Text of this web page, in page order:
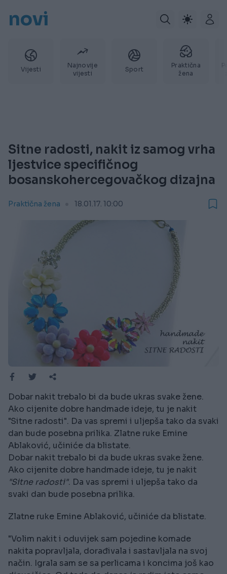
novi
Vijesti
Najnovije
vijesti
Sport
Praktična
žena
Sitne radosti, nakit iz samog vrha
ljestvice specifičnog
bosanskohercegovačkog dizajna
Praktična žena 18.01.17. 10:00
Dobar nakit trebalo bi da bude ukras svake žene.
Ako cijenite dobre handmade ideje, tu je nakit
"Sitne radosti". Da vas spremi i uljepša tako da svaki
dan bude posebna prilika. Zlatne ruke Emine
Ablaković, učiniće da blistate.
Dobar nakit trebalo bi da bude ukras svake žene.
Ako cijenite dobre handmade ideje, tu je nakit
"Sitne radosti". Da vas spremi i uljepša tako da
svaki dan bude posebna prilika.
Zlatne ruke Emine Ablaković, učiniće da blistate.
"Volim nakit i oduvijek sam pojedine komade
nakita popravljala, dorađivala i sastavljala na svoj
način. Igrala sam se sa perlicama i koncima još kao